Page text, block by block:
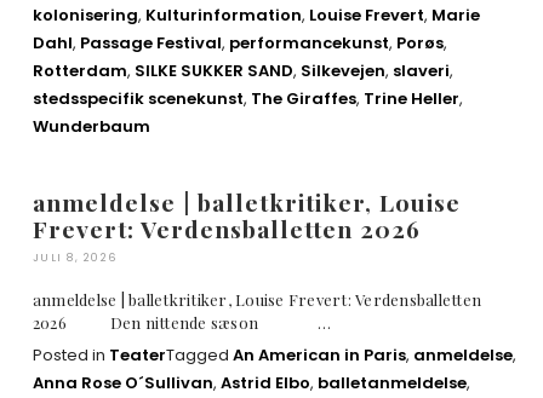
kolonisering, Kulturinformation, Louise Frevert, Marie
Dahl, Passage Festival, performancekunst, Porøs,
Rotterdam, SILKE SUKKER SAND, Silkevejen, slaveri,
stedsspecifik scenekunst, The Giraffes, Trine Heller,
Wunderbaum
anmeldelse | balletkritiker, Louise
Frevert: Verdensballetten 2026
JULI 8, 2026
anmeldelse | balletkritiker, Louise Frevert: Verdensballetten
2026 Den nittende sæson …
Posted in TeaterTagged An American in Paris, anmeldelse,
Anna Rose O´Sullivan, Astrid Elbo, balletanmeldelse,